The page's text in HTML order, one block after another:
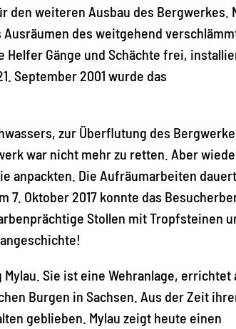
den weiteren Ausbau des Bergwerkes.
des weitgehend
Helfer Gänge und Schächte frei,
September 2001 wurde das
zur Überflutung des
war nicht mehr zu retten. Aber
anpackten. Die Aufräumarbeiten
7. Oktober 2017 konnte das
Stollen mit Tropfsteinen
Sie ist eine Wehranlage, errichtet
Burgen in Sachsen. Aus der Zeit
geblieben. Mylau zeigt heute einen